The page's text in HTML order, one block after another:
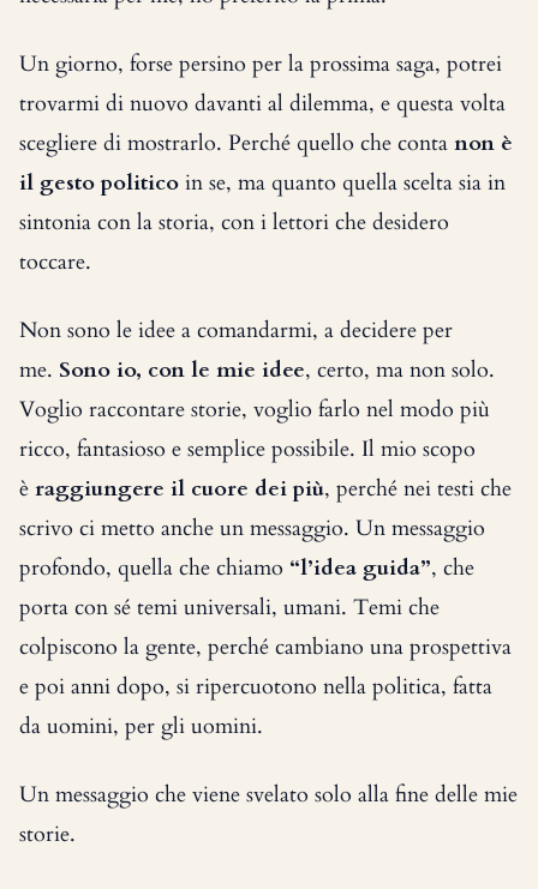
Un giorno, forse persino per la prossima saga, potrei
trovarmi di nuovo davanti al dilemma, e questa volta
scegliere di mostrarlo. Perché quello che conta non è
il gesto politico in se, ma quanto quella scelta sia in
sintonia con la storia, con i lettori che desidero
toccare.
Non sono le idee a comandarmi, a decidere per
me. Sono io, con le mie idee, certo, ma non solo.
Voglio raccontare storie, voglio farlo nel modo più
ricco, fantasioso e semplice possibile. Il mio scopo
è raggiungere il cuore dei più, perché nei testi che
scrivo ci metto anche un messaggio. Un messaggio
profondo, quella che chiamo “l’idea guida”, che
porta con sé temi universali, umani. Temi che
colpiscono la gente, perché cambiano una prospettiva
e poi anni dopo, si ripercuotono nella politica, fatta
da uomini, per gli uomini.
Un messaggio che viene svelato solo alla fine delle mie
storie.